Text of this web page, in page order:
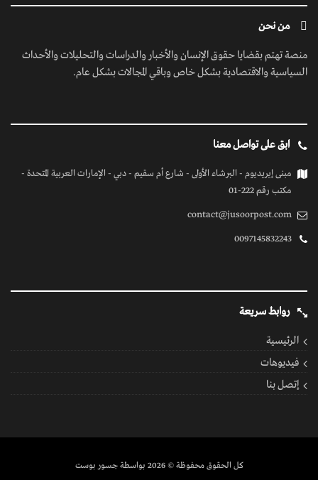
من نحن
منصة تهتم بقضايا حقوق الإنسان والأخبار والدراسات والتحليلات والأحداث
السياسية والاقتصادية بشكل خاص وباقي المجالات بشكل عام.
ابق على تواصل معنا
مبنى إيريديوم - البرشاء الأولى - شارع أم سقيم - دبي - الإمارات العربية المتحدة -
مكتب رقم 222-01
contact@jusoorpost.com
0097145832243
روابط سريعة
الرئيسية
فيديوهات
إتصل بنا
كل الحقوق محفوظة© 2026 بواسطة جسور بوست